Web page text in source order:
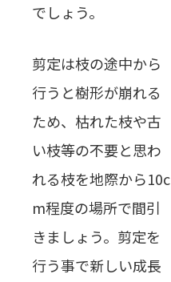
でしょう。
剪定は枝の途中から
行うと樹形が崩れる
ため、枯れた枝や古
い枝等の不要と思わ
れる枝を地際から10c
m程度の場所で間引
きましょう。剪定を
行う事で新しい成長